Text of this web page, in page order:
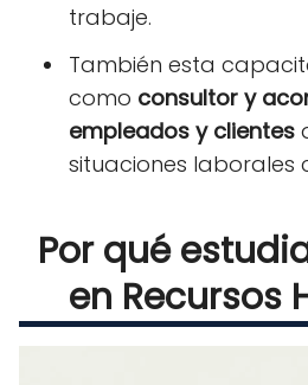
trabaje.
También esta
como consultor y
empleados y clientes
situaciones laborales
Por qué
en Recursos